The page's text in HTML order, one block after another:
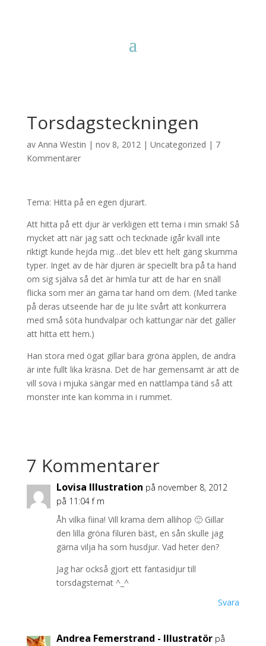
Torsdagsteckningen
av Anna Westin | nov 8, 2012| Uncategorized | 7
Kommentarer
Tema: Hitta på en egen djurart.
Att hitta på ett djur är verkligen ett tema i min smak! Så
mycket att när jag satt och tecknade igår kväll inte
riktigt kunde hejda mig…det blev ett helt gäng skumma
typer. Inget av de här djuren är speciellt bra på ta hand
om sig själva så det är himla tur att de har en snäll
flicka som mer än gärna tar hand om dem. (Med tanke
på deras utseende har de ju lite svårt att konkurrera
med små söta hundvalpar och kattungar när det gäller
att hitta ett hem.)
Han stora med ögat gillar bara gröna äpplen, de andra
är inte fullt lika kräsna. Det de har gemensamt är att de
vill sova i mjuka sängar med en nattlampa tänd så att
monster inte kan komma in i rummet.
7 Kommentarer
Lovisa Illustration på november 8, 2012
på 11:04 f m
Åh vilka fiina! Vill krama dem allihop 🙂 Gillar
den lilla gröna filuren bäst, en sån skulle jag
gärna vilja ha som husdjur. Vad heter den?
Jag har också gjort ett fantasidjur till
torsdagstemat ^_^
Svara
Andrea Femerstrand - Illustratör på